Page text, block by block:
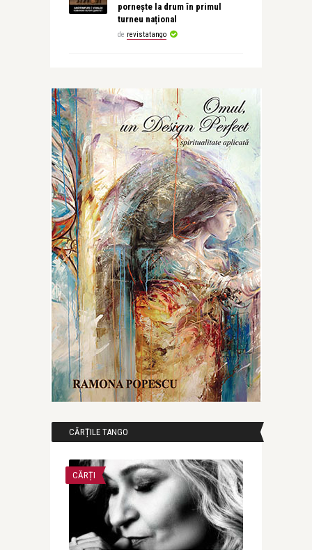
pornește la drum în primul
turneu național
de revistatango
CĂRȚILE TANGO
CĂRȚI